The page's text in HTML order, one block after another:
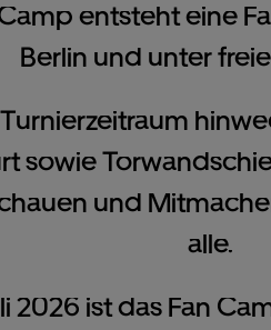
entsteht eine
Berlin und unter
sowie
und
alle.
2026 ist das Fan